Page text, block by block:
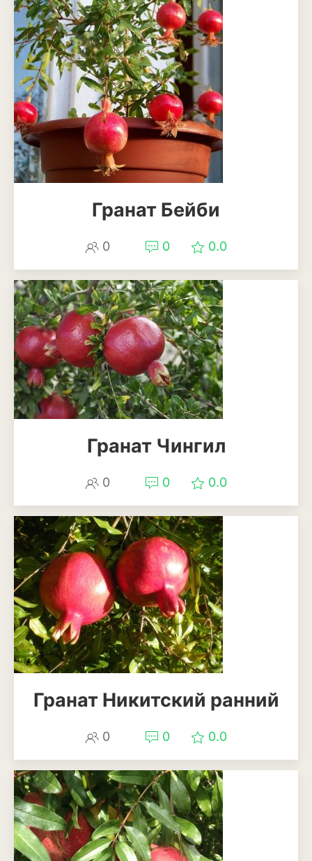
Ива
Кипарисовик
Клен
Лиственница
Можжевельник
Пихта
Пузыреплодник
Спирея
Туя
Тысячелистник
Чубушник (жасмин)
Овощи
Баклажан
Брюссельская капуста
Кабачки
Капуста
Капуста кольраби
Картофель
Листовая капуста
Лук
Огурцы
Пекинская и китайская
капуста
Перец
Подсолнечник
Гранат Бейби
0 0 0.0
Гранат Чингил
0 0 0.0
Гранат Никитский ранний
0 0 0.0